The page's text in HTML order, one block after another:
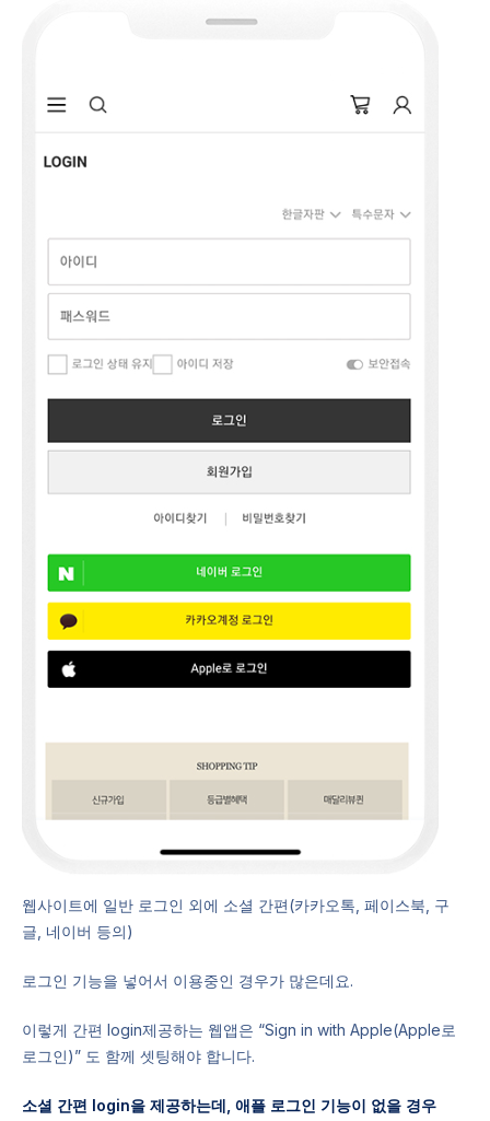
웹사이트에 일반 로그인 외에 소셜 간편(카카오톡, 페이스북, 구
글, 네이버 등의)
로그인 기능을 넣어서 이용중인 경우가 많은데요.
이렇게 간편 login제공하는 웹앱은 “Sign in with Apple(Apple로
로그인)” 도 함께 셋팅해야 합니다.
소셜 간편 login을 제공하는데, 애플 로그인 기능이 없을 경우